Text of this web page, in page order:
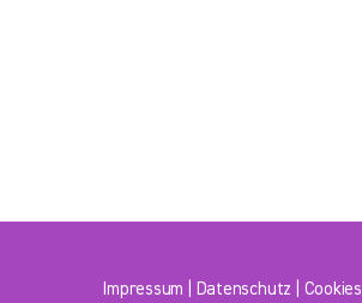
Impressum Datenschutz Cookies